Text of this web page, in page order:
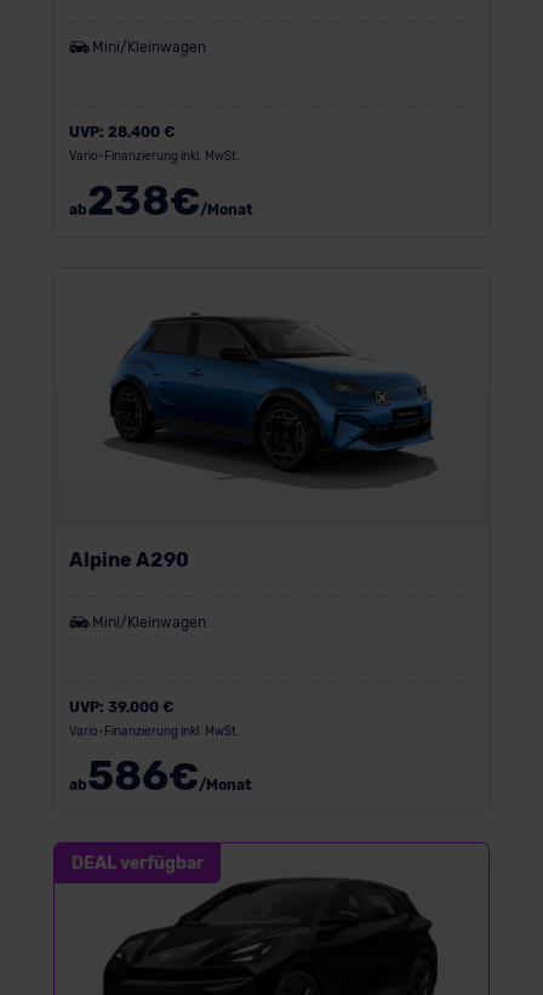
Mini/Kleinwagen
UVP: 28.400 €
Vario-Finanzierung inkl. MwSt.
ab238€/Monat
Alpine A290
Mini/Kleinwagen
UVP: 39.000 €
Vario-Finanzierung inkl. MwSt.
ab586€/Monat
DEAL verfügbar